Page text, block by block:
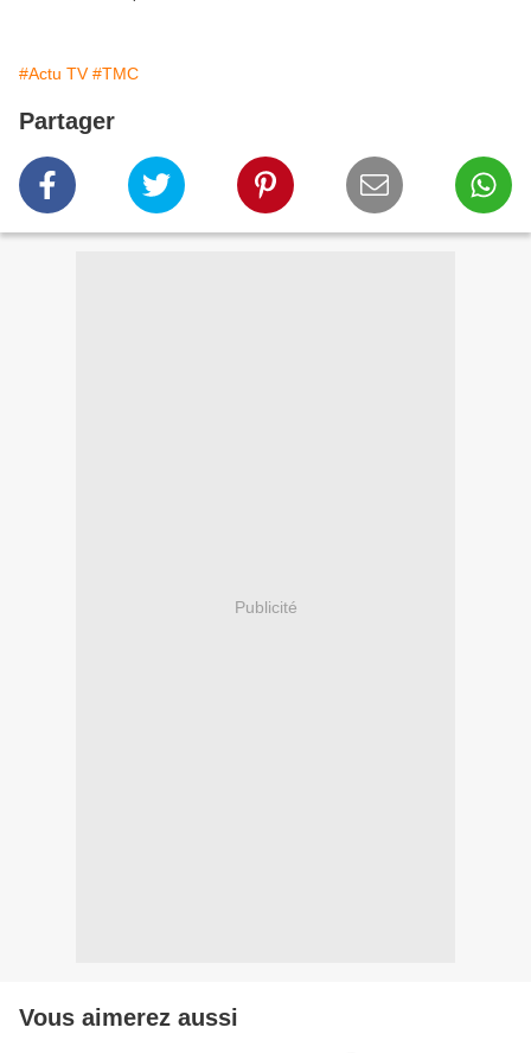
#Actu TV #TMC
Partager
Publicité
Vous aimerez aussi